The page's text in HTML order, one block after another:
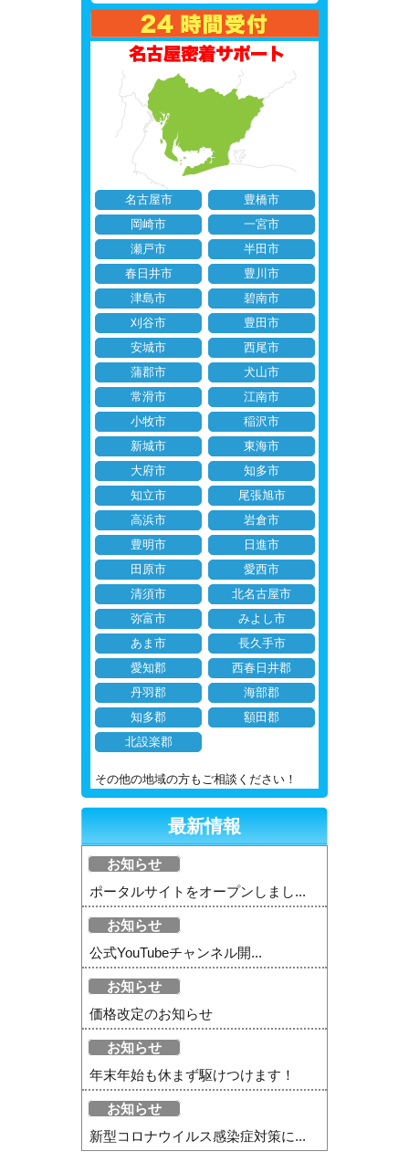
名古屋市
豊橋市
岡崎市
一宮市
瀬戸市
半田市
春日井市
豊川市
津島市
碧南市
刈谷市
豊田市
安城市
西尾市
蒲郡市
犬山市
常滑市
江南市
小牧市
稲沢市
新城市
東海市
大府市
知多市
知立市
尾張旭市
高浜市
岩倉市
豊明市
日進市
田原市
愛西市
清須市
北名古屋市
弥富市
みよし市
あま市
長久手市
愛知郡
西春日井郡
丹羽郡
海部郡
知多郡
額田郡
北設楽郡
その他の地域の方もご相談ください！
最新情報
お知らせ
ポータルサイトをオープンしまし...
お知らせ
公式YouTubeチャンネル開...
お知らせ
価格改定のお知らせ
お知らせ
年末年始も休まず駆けつけます！
お知らせ
新型コロナウイルス感染症対策に...